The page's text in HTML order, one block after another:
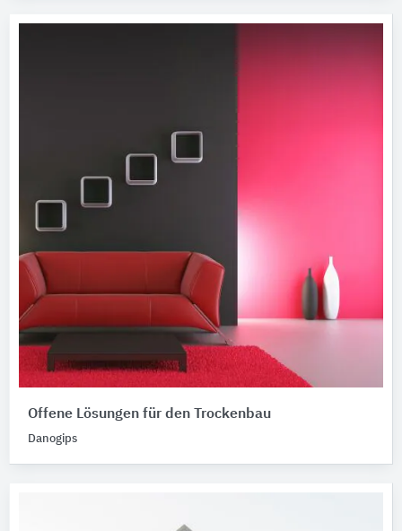
Offene Lösungen für den Trockenbau
Danogips